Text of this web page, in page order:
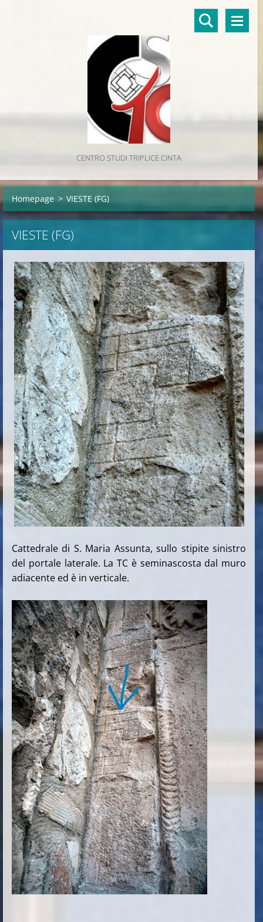
CENTRO STUDI TRIPLICE CINTA
Homepage > VIESTE (FG)
VIESTE (FG)
Cattedrale di S. Maria Assunta, sullo stipite sinistro
del portale laterale. La TC è seminascosta dal muro
adiacente ed è in verticale.